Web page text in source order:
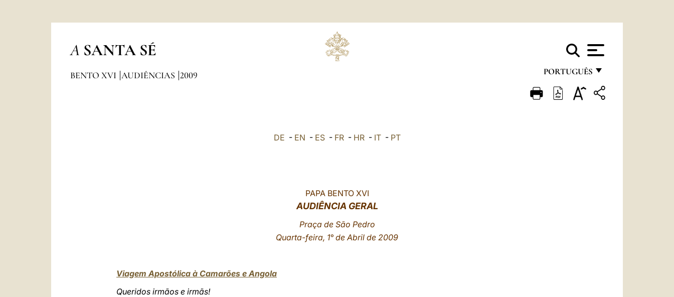
A SANTA SÉ
PORTUGUÊS
FRANÇAIS
BENTO XVI AUDIÊNCIAS 2009
DE - EN - ES- FR- HR- IT- PT
PAPA BENTO XVI
AUDIÊNCIA GERAL
Praça de São Pedro
Quarta-feira, 1° de Abril de 2009
Viagem Apostólica à Camarões e Angola
Queridos irmãos e irmãs!